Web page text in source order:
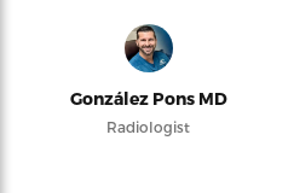
González Pons MD
Radiologist